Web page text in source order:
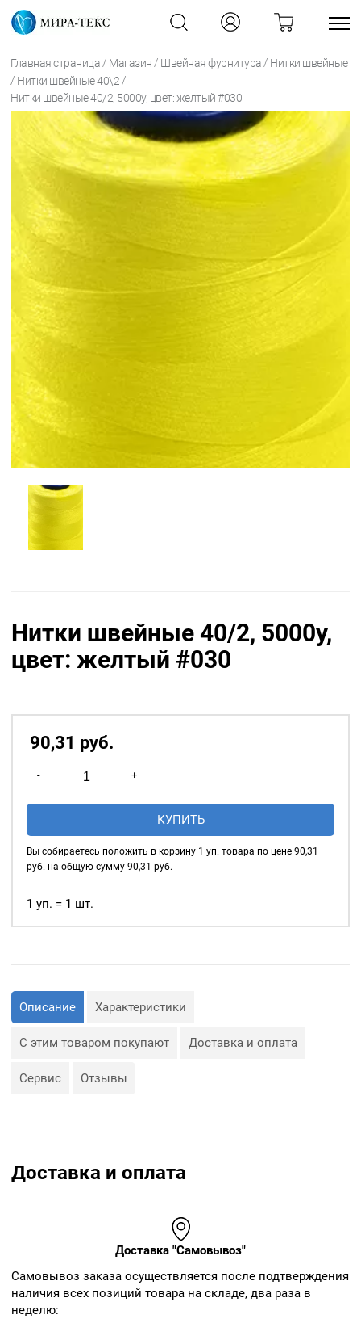
Главная страница / Магазин / Швейная фурнитура / Нитки швейные
/ Нитки швейные 40\2 /
Нитки швейные 40/2, 5000у, цвет: желтый #030
Нитки швейные 40/2, 5000у,
цвет: желтый #030
90,31 руб.
-
товара
Нитки
5000у,
желтый
+
КУПИТЬ
Вы собираетесь положить в корзину 1 уп. товара по цене 90,31
руб. на общую сумму 90,31 руб.
1 уп. = 1 шт.
Описание Характеристики
С этим товаром покупают Доставка и оплата
Сервис Отзывы
Доставка и оплата
Доставка "Самовывоз"
Cамовывоз заказа осуществляется после подтверждения
наличия всех позиций товара на складе, два раза в
неделю: